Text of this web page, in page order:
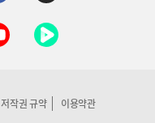
저작권 규약 이용약관